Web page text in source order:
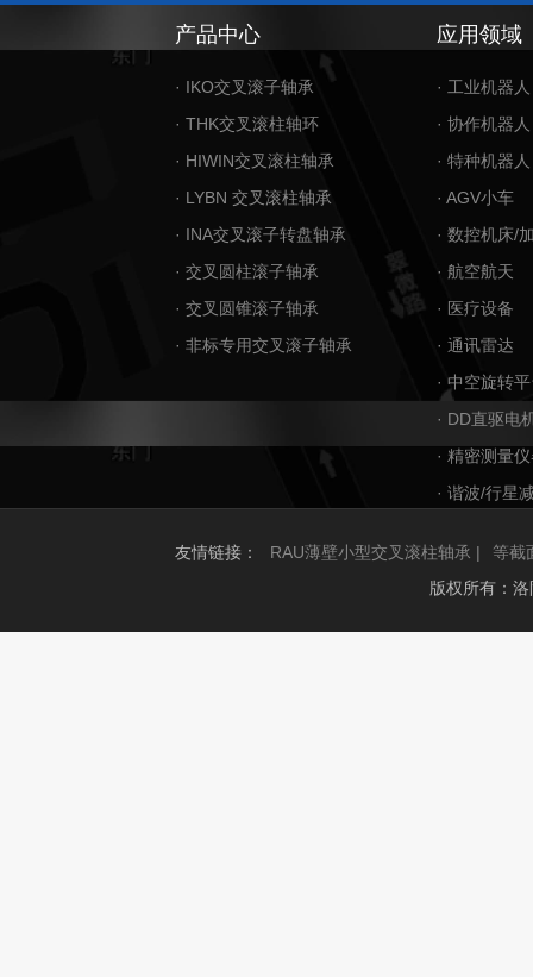
产品中心
· IKO交叉滚子轴承
· THK交叉滚柱轴环
· HIWIN交叉滚柱轴承
· LYBN 交叉滚柱轴承
· INA交叉滚子转盘轴承
· 交叉圆柱滚子轴承
· 交叉圆锥滚子轴承
· 非标专用交叉滚子轴承
应用领域
· 工业机器人
· 协作机器人
· 特种机器人
· AGV小车
· 数控机床/
· 航空航天
· 医疗设备
· 通讯雷达
· 中空旋转
· DD直驱电
· 精密测量
· 谐波/行星
友情链接： RAU薄壁小型交叉滚柱轴承 |
等截
版权所有：